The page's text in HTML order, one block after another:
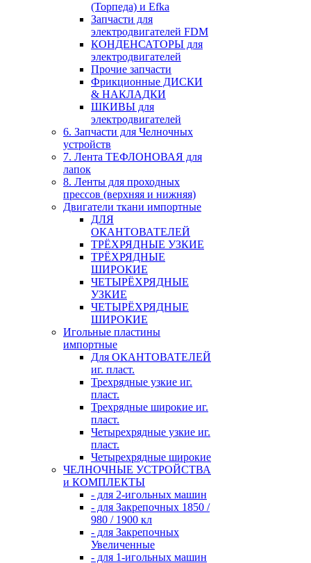
(Торпеда) и Efka
Запчасти для
электродвигателей FDM
КОНДЕНСАТОРЫ для
электродвигателей
Прочие запчасти
Фрикционные ДИСКИ
& НАКЛАДКИ
ШКИВЫ для
электродвигателей
6. Запчасти для Челночных
устройств
7. Лента ТЕФЛОНОВАЯ для
лапок
8. Ленты для проходных
прессов (верхняя и нижняя)
Двигатели ткани импортные
ДЛЯ
ОКАНТОВАТЕЛЕЙ
ТРЁХРЯДНЫЕ УЗКИЕ
ТРЁХРЯДНЫЕ
ШИРОКИЕ
ЧЕТЫРЁХРЯДНЫЕ
УЗКИЕ
ЧЕТЫРЁХРЯДНЫЕ
ШИРОКИЕ
Игольные пластины
импортные
Для ОКАНТОВАТЕЛЕЙ
иг. пласт.
Трехрядные узкие иг.
пласт.
Трехрядные широкие иг.
пласт.
Четырехрядные узкие иг.
пласт.
Четырехрядные широкие
ЧЕЛНОЧНЫЕ УСТРОЙСТВА
и КОМПЛЕКТЫ
- для 2-игольных машин
- для Закрепочных 1850 /
980 / 1900 кл
- для Закрепочных
Увеличенные
- для 1-игольных машин